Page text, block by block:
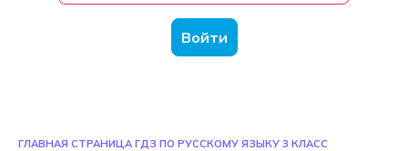
Войти
ГЛАВНАЯ СТРАНИЦА ГДЗ ПО РУССКОМУ ЯЗЫКУ 3 КЛАСС